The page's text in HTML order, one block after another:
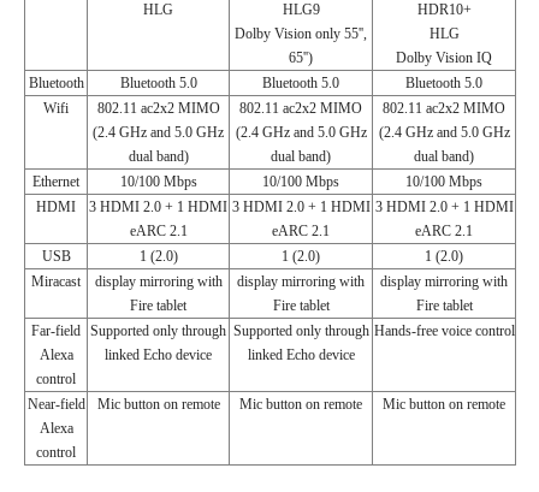
HLG
HLG9
Dolby Vision only 55'',
65'')
HDR10+
HLG
Dolby Vision IQ
Bluetooth
Bluetooth 5.0 Bluetooth 5.0
Bluetooth 5.0
Wifi
802.11 ac2x2 MIMO
(2.4 GHz and 5.0 GHz
dual band)
802.11 ac2x2 MIMO
(2.4 GHz and 5.0 GHz
dual band)
802.11 ac2x2 MIMO
(2.4 GHz and 5.0 GHz
dual band)
Ethernet
10/100 Mbps 10/100 Mbps
10/100 Mbps
HDMI
3 HDMI 2.0 + 1 HDMI
eARC 2.1
3 HDMI 2.0 + 1 HDMI
eARC 2.1
3 HDMI 2.0 + 1 HDMI
eARC 2.1
USB
1 (2.0) 1 (2.0)
1 (2.0)
Miracast
display mirroring with
Fire tablet
display mirroring with
Fire tablet
display mirroring with
Fire tablet
Far-field
Alexa
control
Supported only through
linked Echo device
Supported only through
linked Echo device
Hands-free voice control
Near-field
Alexa
control
Mic button on remote Mic button on remote Mic button on remote